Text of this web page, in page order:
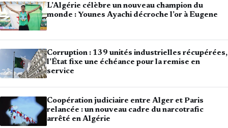
L’Algérie célèbre un nouveau champion du
monde : Younes Ayachi décroche l’or à Eugene
Corruption : 139 unités industrielles récupérées,
l’État fixe une échéance pour la remise en
service
Coopération judiciaire entre Alger et Paris
relancée : un nouveau cadre du narcotrafic
arrêté en Algérie